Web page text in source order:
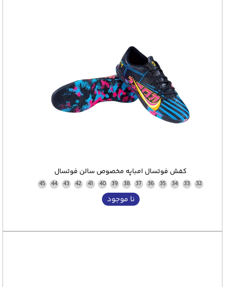
کفش فوتسال امباپه مخصوص سالن فوتسال
32
33
34
35
36
37
38
39
40
41
42
43
44
45
نا موجود